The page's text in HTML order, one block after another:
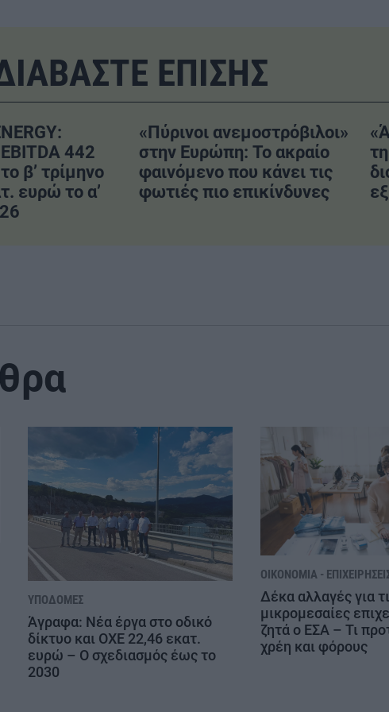
ΕΠΙΣΗΣ
442
β’ τρίμηνο
ευρώ το α’
«Πύρινοι ανεμοστρόβιλοι»
στην Ευρώπη: Το ακραίο
φαινόμενο που κάνει τις
φωτιές πιο επικίνδυνες
ΥΠΟΔΟΜΈΣ
Άγραφα: Νέα έργα στο οδικό
δίκτυο και ΟΧΕ 22,46 εκατ.
ευρώ – Ο σχεδιασμός έως το
2030
ΟΙΚΟΝΟΜΊΑ -
Δέκα αλλαγές για
μικρομεσαίες
ζητά ο ΕΣΑ – Τι
χρέη και φόρους